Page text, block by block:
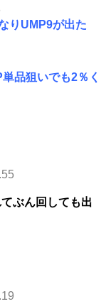
りUMP9が出た
品狙いでも2％く
ぶん回しても出